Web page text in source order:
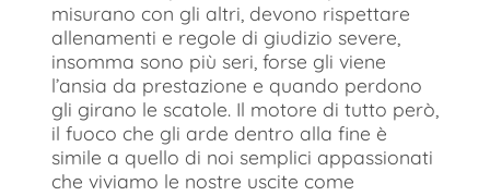
misurano con gli altri, devono rispettare
allenamenti e regole di giudizio severe,
insomma sono più seri, forse gli viene
l’ansia da prestazione e quando perdono
gli girano le scatole. Il motore di tutto però,
il fuoco che gli arde dentro alla fine è
simile a quello di noi semplici appassionati
che viviamo le nostre uscite come